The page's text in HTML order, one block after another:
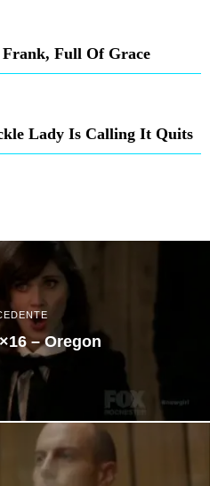
Frank, Full Of Grace
Lady Is Calling It Quits
– Oregon